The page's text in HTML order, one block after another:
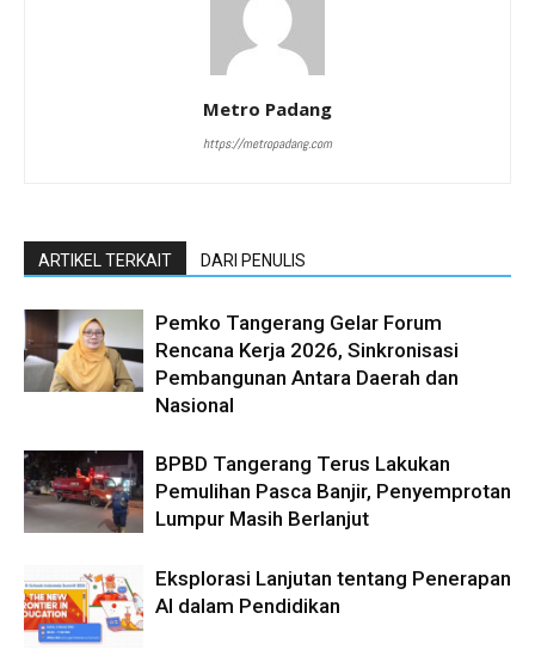
Metro Padang
https://metropadang.com
ARTIKEL TERKAIT DARI PENULIS
Pemko Tangerang Gelar Forum
Rencana Kerja 2026, Sinkronisasi
Pembangunan Antara Daerah dan
Nasional
BPBD Tangerang Terus Lakukan
Pemulihan Pasca Banjir, Penyemprotan
Lumpur Masih Berlanjut
Eksplorasi Lanjutan tentang Penerapan
AI dalam Pendidikan